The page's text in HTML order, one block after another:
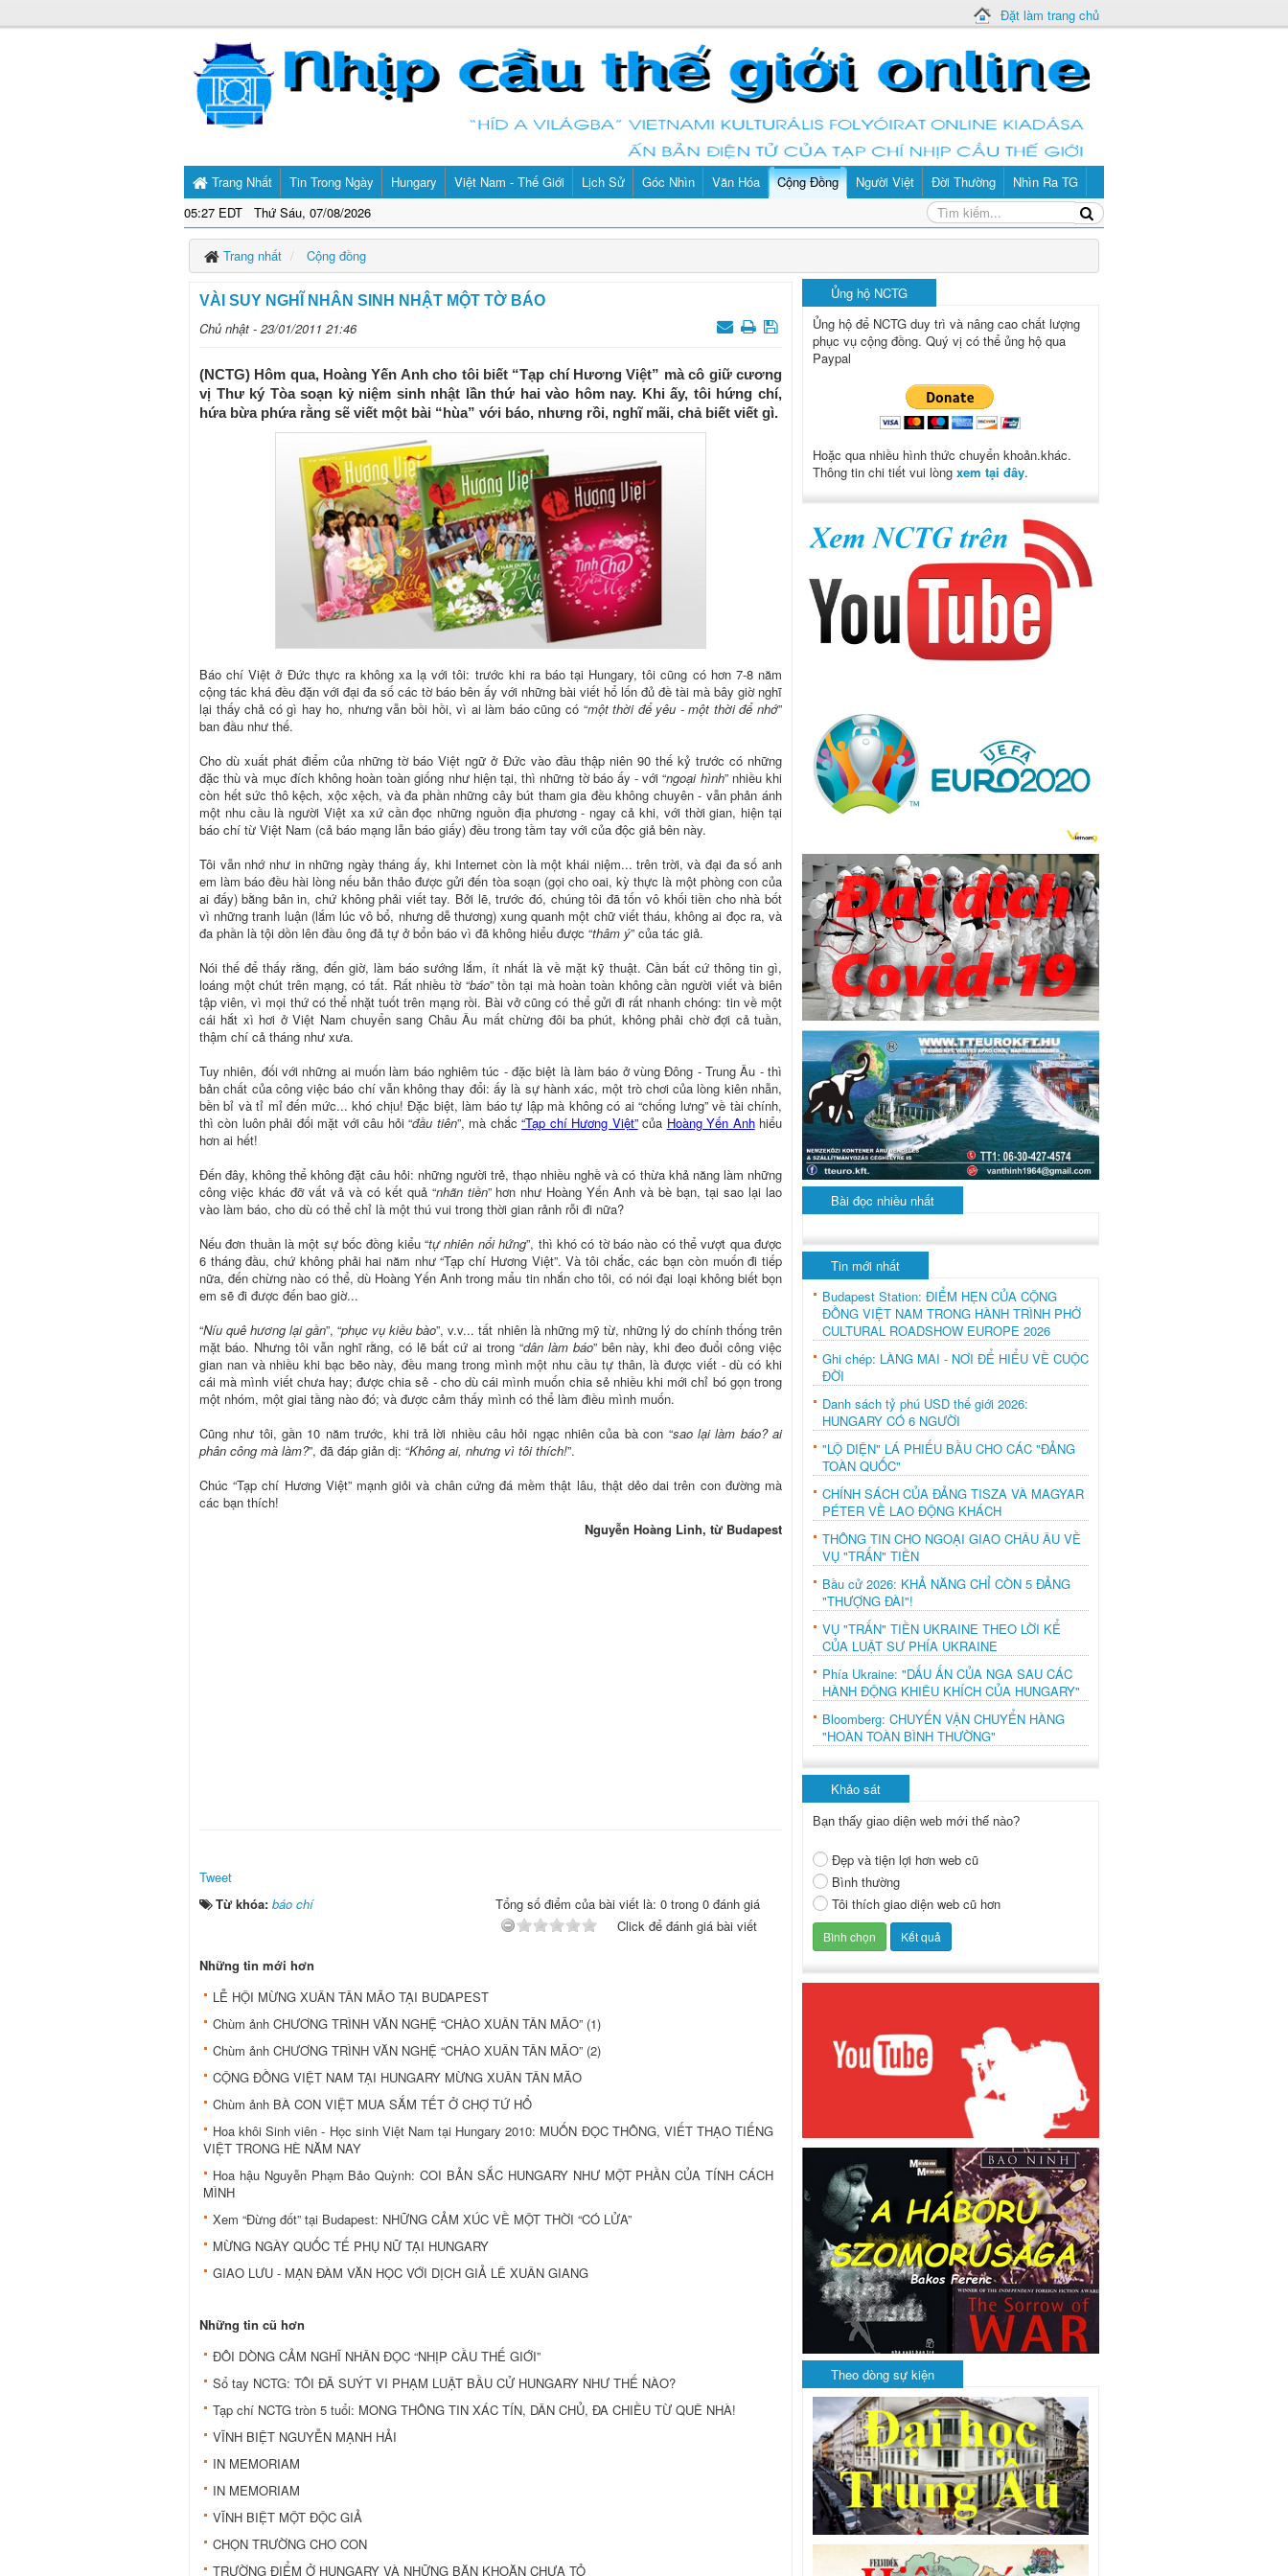
Đặt làm trang chủ
Trang Nhất
05:27 EDT Thứ Sáu, 07/08/2026
Tin Trong Ngày Hungary Việt Nam - Thế Giới Lịch Sử Góc Nhìn Văn Hóa Cộng Đồng Người Việt Đời Thường Nhìn Ra TG
Trang nhất Cộng đồng
VÀI SUY NGHĨ NHÂN SINH NHẬT MỘT TỜ BÁO
Chủ nhật - 23/01/2011 21:46
(NCTG) Hôm qua, Hoàng Yến Anh cho tôi biết “Tạp chí Hương Việt” mà cô giữ cương
vị Thư ký Tòa soạn kỷ niệm sinh nhật lần thứ hai vào hôm nay. Khi ấy, tôi hứng chí,
hứa bừa phứa rằng sẽ viết một bài “hùa” với báo, nhưng rồi, nghĩ mãi, chả biết viết gì.
Báo chí Việt ở Đức thực ra không xa lạ với tôi: trước khi ra báo tại Hungary, tôi cũng có hơn 7-8 năm
cộng tác khá đều đặn với đại đa số các tờ báo bên ấy với những bài viết hổ lốn đủ đề tài mà bây giờ nghĩ
lại thấy chả có gì hay ho, nhưng vẫn bồi hồi, vì ai làm báo cũng có “một thời để yêu - một thời để nhớ”
ban đầu như thế.
Cho dù xuất phát điểm của những tờ báo Việt ngữ ở Đức vào đầu thập niên 90 thế kỷ trước có những
đặc thù và mục đích không hoàn toàn giống như hiện tại, thì những tờ báo ấy - với “ngoại hình” nhiều khi
còn hết sức thô kệch, xộc xệch, và đa phần những cây bút tham gia đều không chuyên - vẫn phản ánh
một nhu cầu là người Việt xa xứ cần đọc những nguồn địa phương - ngay cả khi, với thời gian, hiện tại
báo chí từ Việt Nam (cả báo mạng lẫn báo giấy) đều trong tầm tay với của độc giả bên này.
Tôi vẫn nhớ như in những ngày tháng ấy, khi Internet còn là một khái niệm... trên trời, và đại đa số anh
em làm báo đều hài lòng nếu bản thảo được gửi đến tòa soạn (gọi cho oai, kỳ thực là một phòng con của
ai đấy) bằng bản in, chứ không phải viết tay. Bởi lẽ, trước đó, chúng tôi đã tốn vô khối tiền cho nhà bốt
vì những tranh luận (lắm lúc vô bổ, nhưng dễ thương) xung quanh một chữ viết tháu, không ai đọc ra, và
đa phần là tội dồn lên đầu ông đả tự ở bổn báo vì đã không hiểu được “thâm ý” của tác giả.
Nói thế để thấy rằng, đến giờ, làm báo sướng lắm, ít nhất là về mặt kỹ thuật. Cần bất cứ thông tin gì,
loáng một chút trên mạng, có tất. Rất nhiều tờ “báo” tồn tại mà hoàn toàn không cần người viết và biên
tập viên, vì mọi thứ có thể nhặt tuốt trên mạng rồi. Bài vở cũng có thể gửi đi rất nhanh chóng: tin về một
cái hắt xì hơi ở Việt Nam chuyển sang Châu Âu mất chừng đôi ba phút, không phải chờ đợi cả tuần,
thậm chí cả tháng như xưa.
Tuy nhiên, đối với những ai muốn làm báo nghiêm túc - đặc biệt là làm báo ở vùng Đông - Trung Âu - thì
bản chất của công việc báo chí vẫn không thay đổi: ấy là sự hành xác, một trò chơi của lòng kiên nhẫn,
bền bỉ và tỉ mỉ đến mức... khó chịu! Đặc biệt, làm báo tự lập mà không có ai “chống lưng” về tài chính,
thì còn luôn phải đối mặt với câu hỏi “đầu tiên”, mà chắc“Tạp chí Hương Việt”của Hoàng Yến Anhhiểu
hơn ai hết!
Đến đây, không thể không đặt câu hỏi: những người trẻ, thạo nhiều nghề và có thừa khả năng làm những
công việc khác đỡ vất vả và có kết quả “nhãn tiền” hơn như Hoàng Yến Anh và bè bạn, tại sao lại lao
vào làm báo, cho dù có thể chỉ là một thú vui trong thời gian rảnh rỗi đi nữa?
Nếu đơn thuần là một sự bốc đồng kiểu “tự nhiên nổi hứng”, thì khó có tờ báo nào có thể vượt qua được
6 tháng đầu, chứ không phải hai năm như “Tạp chí Hương Việt”. Và tôi chắc, các bạn còn muốn đi tiếp
nữa, đến chừng nào có thể, dù Hoàng Yến Anh trong mẩu tin nhắn cho tôi, có nói đại loại không biết bọn
em sẽ đi được đến bao giờ...
“Níu quê hương lại gần”, “phục vụ kiều bào”, v.v... tất nhiên là những mỹ từ, những lý do chính thống trên
mặt báo. Nhưng tôi vẫn nghĩ rằng, có lẽ bất cứ ai trong “dân làm báo” bên này, khi đeo đuổi công việc
gian nan và nhiều khi bạc bẽo này, đều mang trong mình một nhu cầu tự thân, là được viết - dù có khi
cái mà mình viết chưa hay; được chia sẻ - cho dù cái mình muốn chia sẻ nhiều khi mới chỉ bó gọn trong
một nhóm, một giai tầng nào đó; và được cảm thấy mình có thể làm điều mình muốn.
Cũng như tôi, gần 10 năm trước, khi trả lời nhiều câu hỏi ngạc nhiên của bà con “sao lại làm báo? ai
phân công mà làm?”, đã đáp giản dị: “Không ai, nhưng vì tôi thích!”.
Chúc “Tạp chí Hương Việt” mạnh giỏi và chân cứng đá mềm thật lâu, thật dẻo dai trên con đường mà
các bạn thích!
Nguyễn Hoàng Linh, từ Budapest
Tweet
Từ khóa: báo chí
Tổng số điểm của bài viết là: 0 trong 0 đánh giá
Click để đánh giá bài viết
Những tin mới hơn
LỄ HỘI MỪNG XUÂN TÂN MÃO TẠI BUDAPEST
Chùm ảnh CHƯƠNG TRÌNH VĂN NGHỆ “CHÀO XUÂN TÂN MÃO” (1)
Chùm ảnh CHƯƠNG TRÌNH VĂN NGHỆ “CHÀO XUÂN TÂN MÃO” (2)
CỘNG ĐỒNG VIỆT NAM TẠI HUNGARY MỪNG XUÂN TÂN MÃO
Chùm ảnh BÀ CON VIỆT MUA SẮM TẾT Ở CHỢ TỨ HỔ
Hoa khôi Sinh viên - Học sinh Việt Nam tại Hungary 2010: MUỐN ĐỌC THÔNG, VIẾT THẠO TIẾNG
VIỆT TRONG HÈ NĂM NAY
Hoa hậu Nguyễn Phạm Bảo Quỳnh: COI BẢN SẮC HUNGARY NHƯ MỘT PHẦN CỦA TÍNH CÁCH
MÌNH
Xem “Đừng đốt” tại Budapest: NHỮNG CẢM XÚC VỀ MỘT THỜI “CÓ LỬA”
MỪNG NGÀY QUỐC TẾ PHỤ NỮ TẠI HUNGARY
GIAO LƯU - MẠN ĐÀM VĂN HỌC VỚI DỊCH GIẢ LÊ XUÂN GIANG
Những tin cũ hơn
ĐÔI DÒNG CẢM NGHĨ NHÂN ĐỌC “NHỊP CẦU THẾ GIỚI”
Sổ tay NCTG: TÔI ĐÃ SUÝT VI PHẠM LUẬT BẦU CỬ HUNGARY NHƯ THẾ NÀO?
Tạp chí NCTG tròn 5 tuổi: MONG THÔNG TIN XÁC TÍN, DÂN CHỦ, ĐA CHIỀU TỪ QUÊ NHÀ!
VĨNH BIỆT NGUYỄN MẠNH HẢI
IN MEMORIAM
IN MEMORIAM
VĨNH BIỆT MỘT ÐỘC GIẢ
CHỌN TRƯỜNG CHO CON
TRƯỜNG ÐIỂM Ở HUNGARY VÀ NHỮNG BĂN KHOĂN CHƯA TỎ
Ủng hộ NCTG
Ủng hộ để NCTG duy trì và nâng cao chất lượng
phục vụ cộng đồng. Quý vị có thể ủng hộ qua
Paypal
Hoặc qua nhiều hình thức chuyển khoản.khác.
Thông tin chi tiết vui lòng xem tại đây.
Bài đọc nhiều nhất
Tin mới nhất
Budapest Station: ĐIỂM HẸN CỦA CỘNG
ĐỒNG VIỆT NAM TRONG HÀNH TRÌNH PHỞ
CULTURAL ROADSHOW EUROPE 2026
Ghi chép: LÀNG MAI - NƠI ĐỂ HIỂU VỀ CUỘC
ĐỜI
Danh sách tỷ phú USD thế giới 2026:
HUNGARY CÓ 6 NGƯỜI
"LỘ DIỆN" LÁ PHIẾU BẦU CHO CÁC "ĐẢNG
TOÀN QUỐC"
CHÍNH SÁCH CỦA ĐẢNG TISZA VÀ MAGYAR
PÉTER VỀ LAO ĐỘNG KHÁCH
THÔNG TIN CHO NGOẠI GIAO CHÂU ÂU VỀ
VỤ "TRẤN" TIỀN
Bầu cử 2026: KHẢ NĂNG CHỈ CÒN 5 ĐẢNG
"THƯỢNG ĐÀI"!
VỤ "TRẤN" TIỀN UKRAINE THEO LỜI KỂ
CỦA LUẬT SƯ PHÍA UKRAINE
Phía Ukraine: "DẤU ẤN CỦA NGA SAU CÁC
HÀNH ĐỘNG KHIÊU KHÍCH CỦA HUNGARY"
Bloomberg: CHUYẾN VẬN CHUYỂN HÀNG
"HOÀN TOÀN BÌNH THƯỜNG"
Khảo sát
Bạn thấy giao diện web mới thế nào?
Đẹp và tiện lợi hơn web cũ
Bình thường
Tôi thích giao diện web cũ hơn
Theo dòng sự kiện